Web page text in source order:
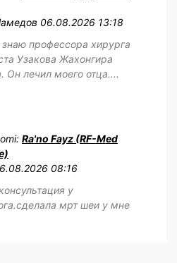
06.08.2026 13:18
знаю профессора хирурга
Узакова Жахонгира
Он лечил моего отца....
Ra'no Fayz (RF-Med
08:16
у
мрт шеи у мне